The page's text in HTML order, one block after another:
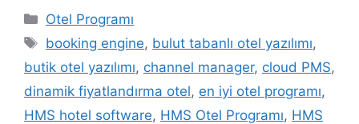
Kategoriler
Otel Programı
Etiketler
booking engine, bulut tabanlı otel yazılımı,
butik otel yazılımı, channel manager, cloud PMS,
dinamik fiyatlandırma otel, en iyi otel programı,
HMS hotel software, HMS Otel Programı, HMS